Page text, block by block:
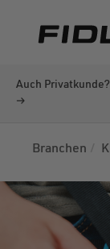
Auch
→
Branchen